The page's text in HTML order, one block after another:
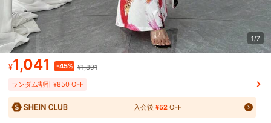
1/7
¥1,041 -45% ¥1,891
ランダム割引 ¥850 OFF
入会後¥52 OFF